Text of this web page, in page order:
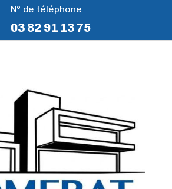
N° de téléphone
03 82 91 13 75